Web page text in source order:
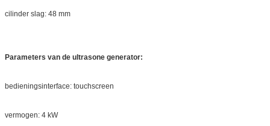
cilinder slag: 48 mm
Parameters van de ultrasone generator:
bedieningsinterface: touchscreen
vermogen: 4 kW